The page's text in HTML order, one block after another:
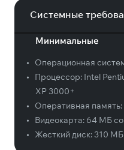
Системные
Минимальные
• Операционная
•
Процессор: Intel
ХР 3000+
•
Оперативная память:
•
Видеокарта: 64 МБ
•
Жесткий диск: 310 МБ